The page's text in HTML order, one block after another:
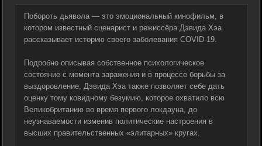
Побороть дьявола — это эмоциональный кинофильм, в
котором известный сценарист и режиссёра Дэвида Хэа
рассказывает историю своего заболевания COVID-19.
Подробно описывая собственное психологическое
состояние с момента заражения и в процессе борьбы за
выздоровление, Дэвида Хэа также позволяет себе дать
оценку тому ковидному безумию, которое охватило всю
Великобританию во время первого локдауна, до
неузнаваемости изменив политические настроения в
высших правительственных «элитарных» кругах.